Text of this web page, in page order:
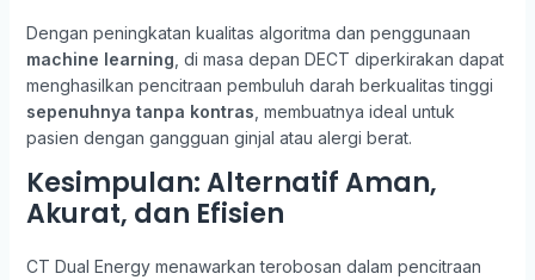
Dengan peningkatan kualitas algoritma dan penggunaan
machine learning , di masa depan DECT diperkirakan dapat
menghasilkan pencitraan pembuluh darah berkualitas tinggi
sepenuhnya tanpa kontras , membuatnya ideal untuk
pasien dengan gangguan ginjal atau alergi berat.
Kesimpulan: Alternatif Aman,
Akurat, dan Efisien
CT Dual Energy menawarkan terobosan dalam pencitraan